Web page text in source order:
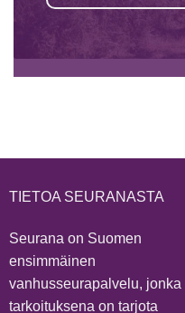
TIETOA SEURANASTA
Seurana on Suomen
ensimmäinen
vanhusseurapalvelu, jonka
tarkoituksena on tarjota